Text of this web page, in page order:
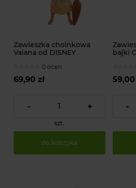
Zawieszka choinkowa
Vaiana od DISNEY
0 ocen
69,90 zł
- +
szt.
do koszyka
bajki
59,00
-